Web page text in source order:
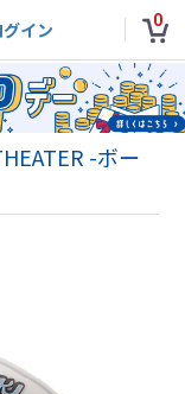
グイン 0
-ボー